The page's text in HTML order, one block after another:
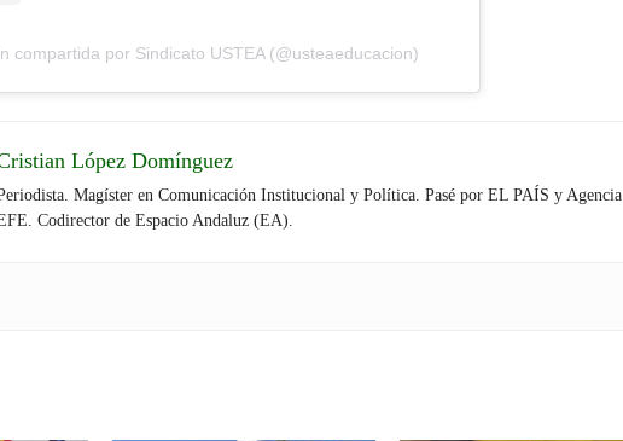
compartida por Sindicato USTEA (@usteaeducacion)
López Domínguez
Magíster en Comunicación Institucional y Política. Pasé por EL PAÍS y Agencia
Codirector de Espacio Andaluz (EA).